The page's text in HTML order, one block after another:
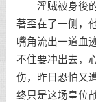
淫贼被身後的
著歪在了一侧，
嘴角流出一道血
不住要冲出去，
伤，昨日恐怕又
终只是这场皇位